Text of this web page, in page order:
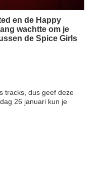
en de Happy
wachtte om je
de Spice Girls
tracks, dus geef deze
26 januari kun je